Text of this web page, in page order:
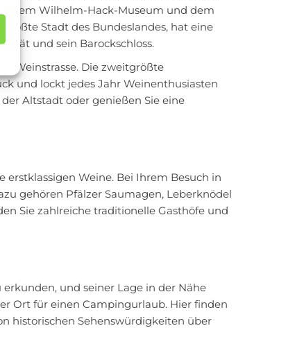
dem Wilhelm-Hack-Museum und dem
Stadt des Bundeslandes, hat eine
und sein Barockschloss.
Weinstrasse. Die zweitgrößte
und lockt jedes Jahr Weinenthusiasten
Altstadt oder genießen Sie eine
Weine. Bei Ihrem Besuch in
gehören Pfälzer Saumagen, Leberknödel
Sie zahlreiche traditionelle Gasthöfe und
und seiner Lage in der Nähe
Ort für einen Campingurlaub. Hier finden
historischen Sehenswürdigkeiten über